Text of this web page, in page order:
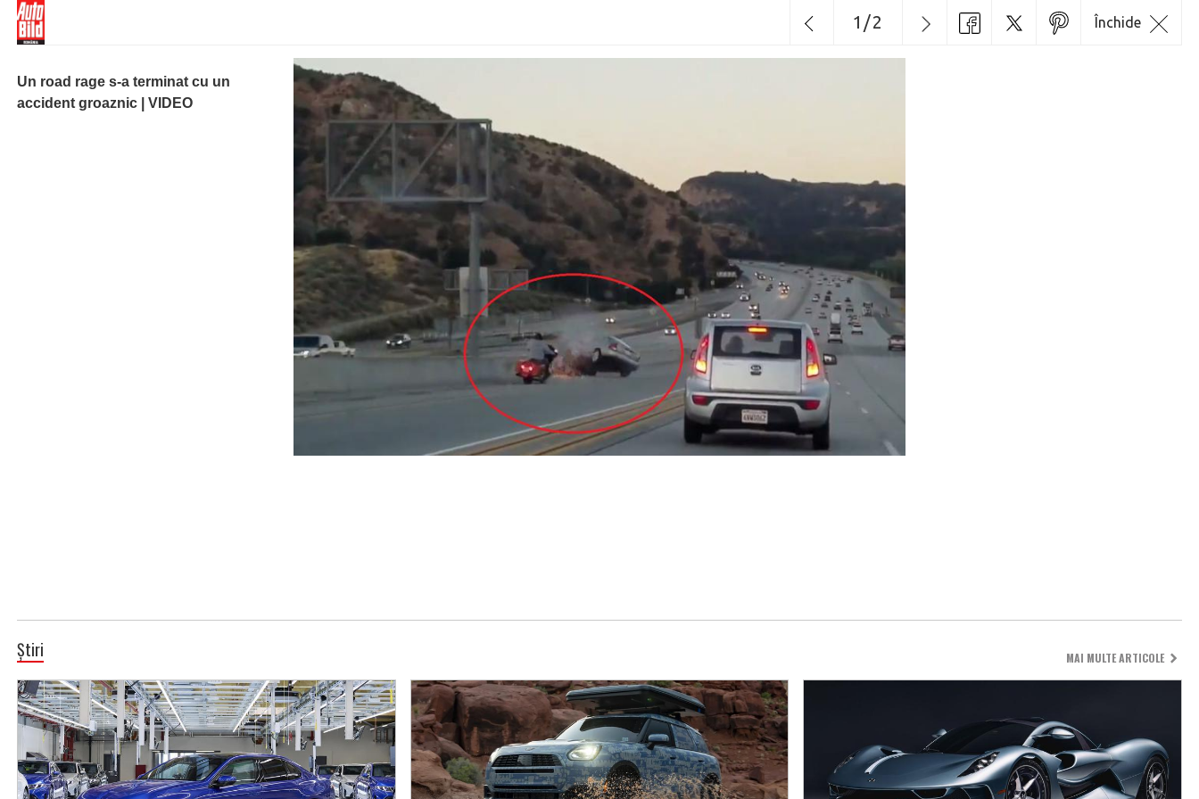
Un road rage s-a terminat cu un
accident groaznic | VIDEO
Închide
1 /2
Știri MAI MULTE ARTICOLE